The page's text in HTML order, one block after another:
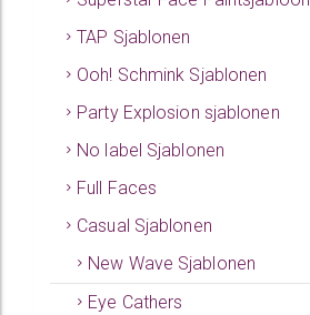
TAP Sjablonen
Ooh! Schmink Sjablonen
Party Explosion sjablonen
No label Sjablonen
Full Faces
Casual Sjablonen
New Wave Sjablonen
Eye Cathers